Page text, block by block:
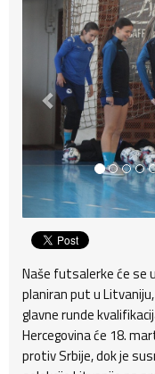
Naše futsalerke će se
planiran put u
glavne runde
Hercegovina će 18.
protiv Srbije, dok je